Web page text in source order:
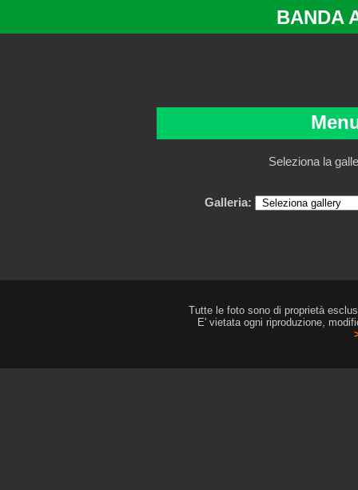
BANDA
Seleziona la
Galleria:
Tutte le foto sono di proprietà
E' vietata ogni riproduzione,